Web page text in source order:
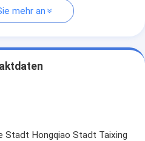
mehr an
Stadt Hongqiao Stadt Taixing